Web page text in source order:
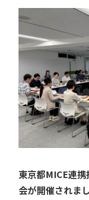
東京都MICE連
会が開催されま